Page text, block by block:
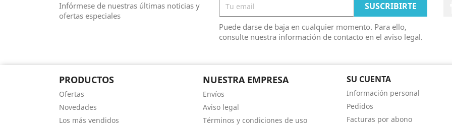
Infórmese de nuestras últimas noticias y
ofertas especiales
Puede darse de baja en cualquier momento. Para ello,
consulte nuestra información de contacto en el aviso legal.
PRODUCTOS
Ofertas
Novedades
Los más vendidos
NUESTRA EMPRESA
Envíos
Aviso legal
Términos y condiciones de uso
SU CUENTA
Información personal
Pedidos
Facturas por abono